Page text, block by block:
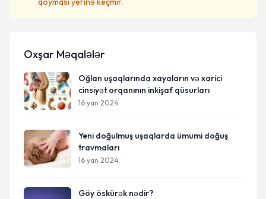
Oxşar Məqalələr
Oğlan uşaqlarında xayaların və xarici
cinsiyət orqanının inkişaf qüsurları
16 yan 2024
Yeni doğulmuş uşaqlarda ümumi doğuş
travmaları
16 yan 2024
Göy öskürək nədir?